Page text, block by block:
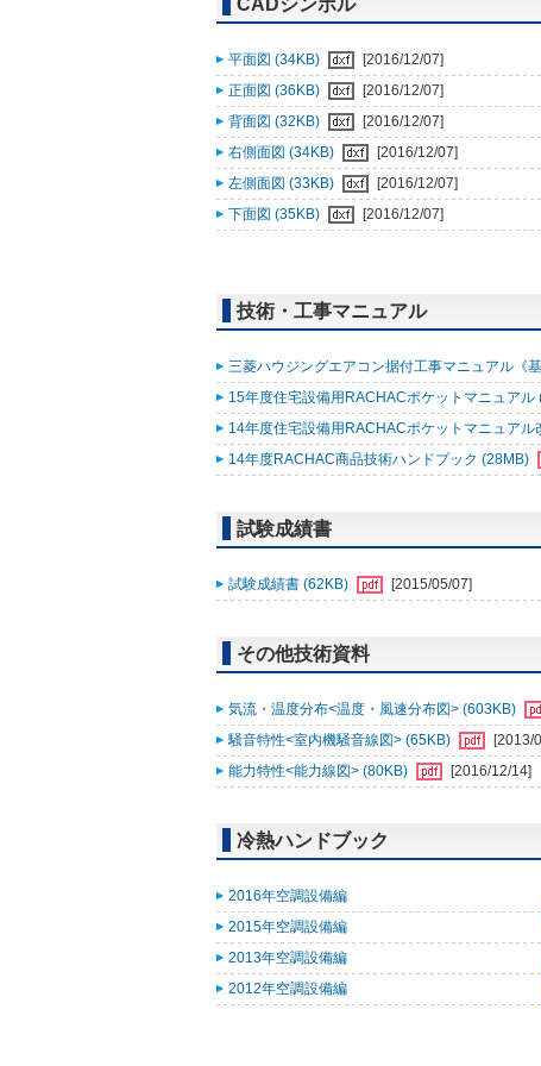
CADシンボル
平面図 (34KB)
[2016/12/07]
正面図 (36KB)
[2016/12/07]
背面図 (32KB)
[2016/12/07]
右側面図 (34KB)
[2016/12/07]
左側面図 (33KB)
[2016/12/07]
下面図 (35KB)
[2016/12/07]
技術・工事マニュアル
三菱ハウジングエアコン据付工事マニュアル《
15年度住宅設備用RACHACポケットマニュアル
14年度住宅設備用RACHACポケットマニュアル
14年度RACHAC商品技術ハンドブック (28MB)
試験成績書
試験成績書 (62KB) [2015/05/07]
その他技術資料
気流・温度分布<温度・風速分布図> (603KB)
騒音特性<室内機騒音線図> (65KB)
[2013/
能力特性<能力線図> (80KB)
[2016/12/14]
冷熱ハンドブック
2016年空調設備編
2015年空調設備編
2013年空調設備編
2012年空調設備編